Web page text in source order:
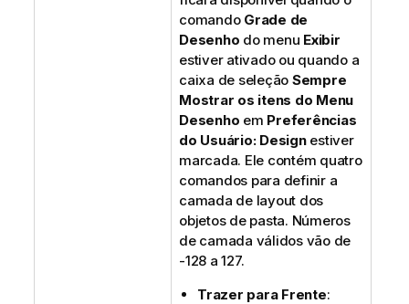
comando Grade de
Desenho do menu Exibir
estiver ativado ou quando a
caixa de seleção Sempre
Mostrar os itens do Menu
Desenho em Preferências
do Usuário: Designestiver
marcada. Ele contém quatro
comandos para definir a
camada de layout dos
objetos de pasta. Números
de camada válidos vão de
-128 a 127.
Trazer para Frente: